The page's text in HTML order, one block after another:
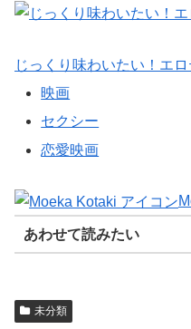
じっくり味わいたい！エ
映画
セクシー
恋愛映画
あわせて読みたい
未分類